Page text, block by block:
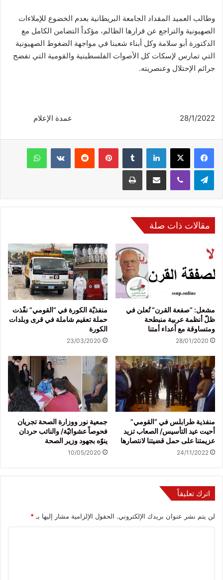
وطالب العميد المقداد الجامعة البريطانية بعدم الخضوع للإملاءات
الصهيونية والتراجع عن قرارها الظالم، مؤكداً التضامن الكامل مع
الدكتورة أبو سلامة وكل أبناء شعبنا في مواجهة الضغوط الصهيونية
التي تمارس لإسكات كل الأصوات الفلسطينية والقومية التي تفضح
جرائم الإحتلال وعنصريته.
28/1/2022 عمدة الإعلام
فيسبوك لينكدإن بينتيريست
مقالات ذات صلة
مشعل: “صفعة القرن” تُعلن في
ظلّ أنظمة عربية منبطحة
ومتساوقة مع أعداء أمتنا
28/01/2020
منفذيّة الكورة في “القومي” نفّذت
حملة تعقيم شاملة في قرى وبلدات
الكورة
23/03/2020
منفذية طرابلس في “القومي”
أحيت عيد التأسيس/ الصعاب تزيد
عزيمتنا على حمل قضيتنا لانتصارها
24/11/2022
جمعية نور ووزارة الصحة تجريان
فحوصاً عشوائيّة/ والنائب حردان
ينوّه بجهود وزير الصحة
10/05/2020
اترك تعليقاً
لن يتم نشر عنوان بريدك الإلكتروني. الحقول الإلزامية مشار إليها بـ*